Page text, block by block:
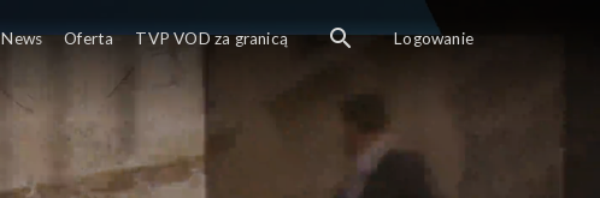
News Oferta TVP VOD za granicą Logowanie